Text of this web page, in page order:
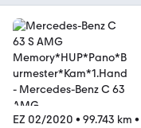
EZ 02/2020 • 99.743 km •